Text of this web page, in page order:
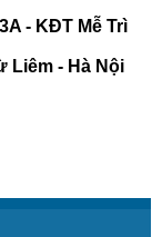
- KĐT Mễ Trì
- Hà Nội